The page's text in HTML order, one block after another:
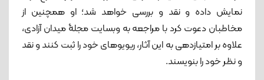
نمایش داده و نقد و بررسی خواهد شد؛ او همچنین از
مخاطبان دعوت کرد با مراجعه به وبسایت مجلۀ میدان آزادی،
علاوه بر امتیازدهی به این آثار، ریویوهای خود را ثبت کنند و نقد
و نظر خود را بنویسند.